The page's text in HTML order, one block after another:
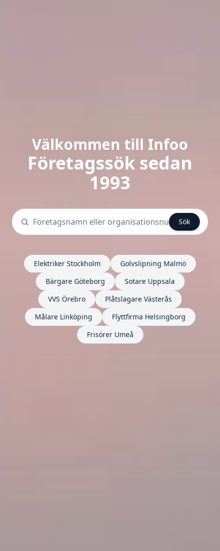
Välkommen till Infoo
Företagssök sedan
1993
Sök
Elektriker Stockholm
Golvslipning Malmö
Bärgare Göteborg
Sotare Uppsala
VVS Örebro
Plåtslagare Västerås
Målare Linköping
Flyttfirma Helsingborg
Frisörer Umeå